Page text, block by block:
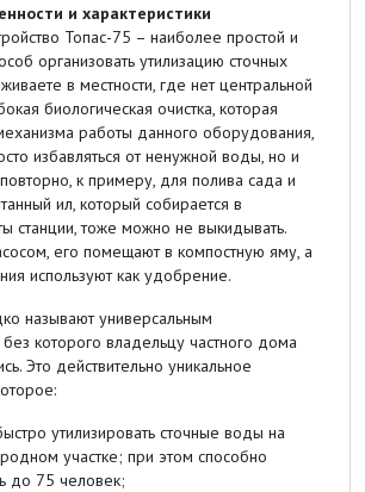
и характеристики
Топас-75 – наиболее простой и
организовать утилизацию сточных
в местности, где нет центральной
биологическая очистка, которая
работы данного оборудования,
избавляться от ненужной воды, но и
к примеру, для полива сада и
ил, который собирается в
станции, тоже можно не выкидывать.
его помещают в компостную яму, а
используют как удобрение.
называют универсальным
которого владельцу частного дома
Это действительно уникальное
утилизировать сточные воды на
участке; при этом способно
до 75 человек;